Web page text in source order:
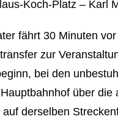
Koch-Platz – Karl
fährt 30 Minuten
zur
bei den
über
derselben